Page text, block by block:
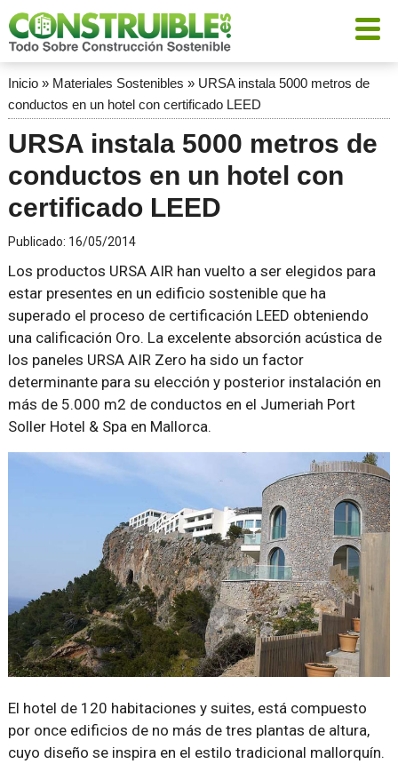
Inicio» Materiales Sostenibles » URSA instala 5000 metros de
conductos en un hotel con certificado LEED
URSA instala 5000 metros de
conductos en un hotel con
certificado LEED
Publicado: 16/05/2014
Los productos URSA AIR han vuelto a ser elegidos para
estar presentes en un edificio sostenible que ha
superado el proceso de certificación LEED obteniendo
una calificación Oro. La excelente absorción acústica de
los paneles URSA AIR Zero ha sido un factor
determinante para su elección y posterior instalación en
más de 5.000 m2 de conductos en el Jumeriah Port
Soller Hotel & Spa en Mallorca.
El hotel de 120 habitaciones y suites, está compuesto
por once edificios de no más de tres plantas de altura,
cuyo diseño se inspira en el estilo tradicional mallorquín.